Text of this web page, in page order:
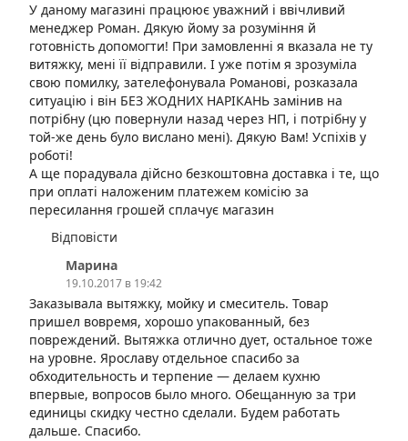
У даному магазині працюює уважний і ввічливий
менеджер Роман. Дякую йому за розуміння й
готовність допомогти! При замовленні я вказала не ту
витяжку, мені її відправили. І уже потім я зрозуміла
свою помилку, зателефонувала Романові, розказала
ситуацію і він БЕЗ ЖОДНИХ НАРІКАНЬ замінив на
потрібну (цю повернули назад через НП, і потрібну у
той-же день було вислано мені). Дякую Вам! Успіхів у
роботі!
А ще порадувала дійсно безкоштовна доставка і те, що
при оплаті наложеним платежем комісію за
пересилання грошей сплачує магазин
Відповісти
Марина
19.10.2017 в 19:42
Заказывала вытяжку, мойку и смеситель. Товар
пришел вовремя, хорошо упакованный, без
повреждений. Вытяжка отлично дует, остальное тоже
на уровне. Ярославу отдельное спасибо за
обходительность и терпение — делаем кухню
впервые, вопросов было много. Обещанную за три
единицы скидку честно сделали. Будем работать
дальше. Спасибо.